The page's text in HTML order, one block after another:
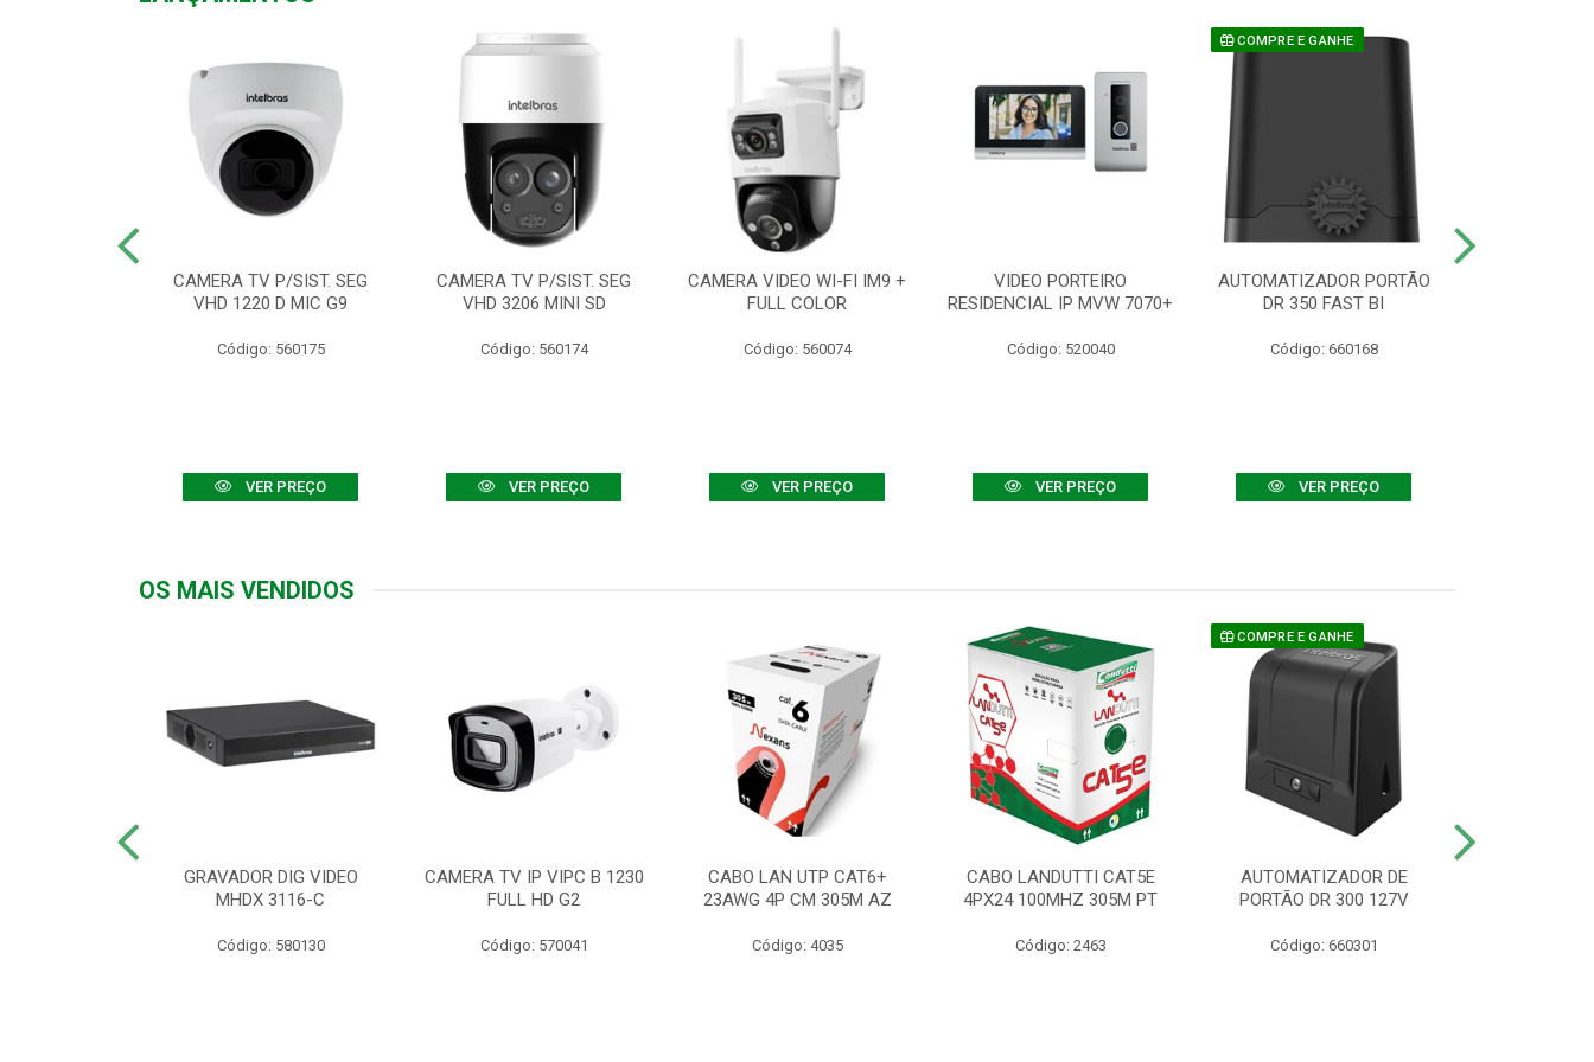
CAMERA TV P/SIST. SEG
VHD 1220 D MIC G9
Código: 560175
VER PREÇO
CAMERA TV P/SIST. SEG
VHD 3206 MINI SD
Código: 560174
VER PREÇO
CAMERA VIDEO WI-FI IM9 +
FULL COLOR
Código: 560074
VER PREÇO
VIDEO PORTEIRO
RESIDENCIAL IP MVW 7070+
Código: 520040
VER PREÇO
COMPRE E GANHE
AUTOMATIZADOR PORTÃO
DR 350 FAST BI
Código: 660168
VER PREÇO
OS MAIS VENDIDOS
GRAVADOR DIG VIDEO
MHDX 3116-C
Código: 580130
CAMERA TV IP VIPC B 1230
FULL HD G2
Código: 570041
CABO LAN UTP CAT6+
23AWG 4P CM 305M AZ
Código: 4035
CABO LANDUTTI CAT5E
4PX24 100MHZ 305M PT
Código: 2463
COMPRE E GANHE
AUTOMATIZADOR DE
PORTÃO DR 300 127V
Código: 660301